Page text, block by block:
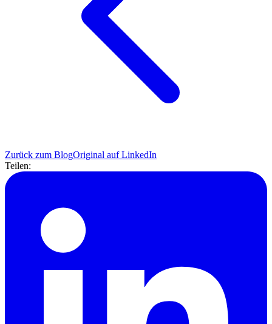
Zurück zum BlogOriginal auf LinkedIn
Teilen: